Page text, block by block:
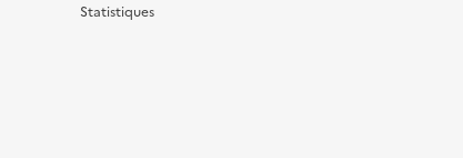
Statistiques